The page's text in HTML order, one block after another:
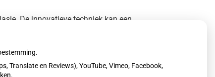
De innovatieve techniek kan een
bij een kleine patiëntengroep.
Translate en Reviews), YouTube, Vimeo, Facebook,